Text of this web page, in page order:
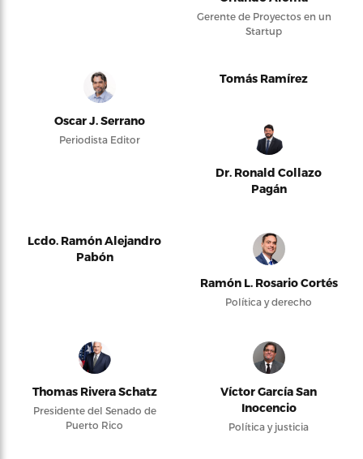
Gerente de Proyectos en un
Startup
Oscar J. Serrano
Periodista Editor
Tomás Ramírez
Dr. Ronald Collazo
Pagán
Lcdo. Ramón Alejandro
Pabón
Ramón L. Rosario Cortés
Política y derecho
Thomas Rivera Schatz
Presidente del Senado de
Puerto Rico
Víctor García San
Inocencio
Política y justicia